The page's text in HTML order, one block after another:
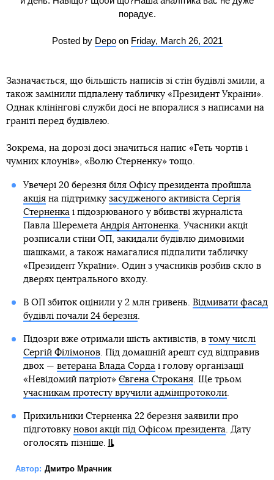
порадує.
Posted by Depoon Friday, March 26, 2021
Зазначається, що більшість написів зі стін будівлі змили, а
також замінили підпалену табличку «Президент України».
Однак клінінгові служби досі не впоралися з написами на
граніті перед будівлею.
Зокрема, на дорозі досі значиться напис «Геть чортів і
чумних клоунів», «Волю Стерненку» тощо.
Увечері 20 березня біля Офісу президента пройшла
акціяна підтримку засудженого активіста Сергія
Стерненка і підозрюваного у вбивстві журналіста
Павла Шеремета Андрія Антоненка . Учасники акції
розписали стіни ОП, закидали будівлю димовими
шашками, а також намагалися підпалити табличку
«Президент України». Один з учасників розбив скло в
дверях центрального входу.
В ОП збиток оцінили у 2 млн гривень. Відмивати фасад
будівлі почали 24 березня.
Підозри вже отримали шість активістів, в тому числі
Сергій Філімонов. Під домашній арешт суд відправив
двох — ветерана Влада Сорда і голову організації
«Невідомий патріот» Євгена Строканя. Ще трьом
учасникам протесту вручили адмінпротоколи.
Прихильники Стерненка 22 березня заявили про
підготовку нової акції під Офісом президента . Дату
оголосять пізніше.
Автор: Дмитро Мрачник